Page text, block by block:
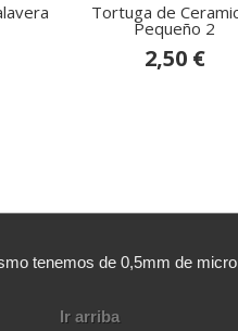
Tortuga de
Pequeño 2
2,50 €
tenemos de 0,5mm de
Ir arriba